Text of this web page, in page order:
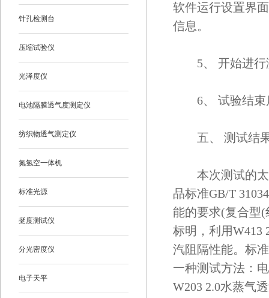
针孔检测台
压缩试验仪
光泽度仪
电池隔膜透气度测定仪
纺织物透气测定仪
氮氢空一体机
标准光源
挺度测试仪
分光密度仪
电子天平
软件运行设置界
信息。
5、 开始进行
6、 试验结束
五、 测试结
本次测试的太
品标准GB/T
能的要求(复合型(
标明，利用W413
汽阻隔性能。标
一种测试方法：
W203 2.0水蒸气